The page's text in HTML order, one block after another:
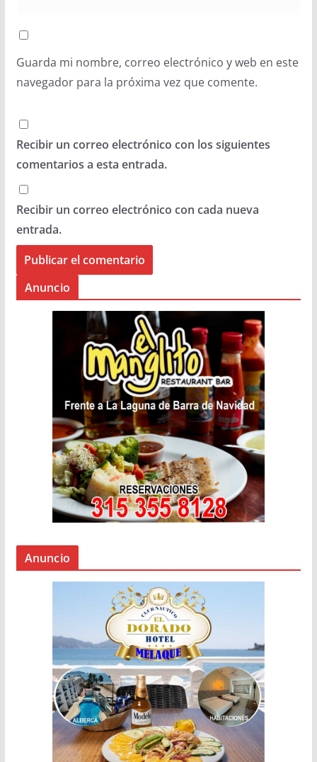
Guarda mi nombre, correo electrónico y web en este
navegador para la próxima vez que comente.
Recibir un correo electrónico con los siguientes
comentarios a esta entrada.
Recibir un correo electrónico con cada nueva
entrada.
Anuncio
Anuncio